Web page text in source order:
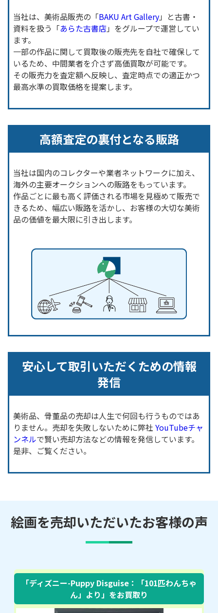
当社は、美術品販売の「BAKU Art Gallery」と古書・
資料を扱う「あらた古書店」をグループで運営してい
ます。
一部の作品に関して買取後の販売先を自社で確保して
いるため、中間業者を介さず高価買取が可能です。
その販売力を査定額へ反映し、査定時点での適正かつ
最高水準の買取価格を提案します。
高額査定の裏付となる販路
当社は国内のコレクターや業者ネットワークに加え、
海外の主要オークションへの販路をもっています。
作品ごとに最も高く評価される市場を見極めて販売で
きるため、幅広い販路を活かし、お客様の大切な美術
品の価値を最大限に引き出します。
安心して取引いただくための情報
発信
美術品、骨董品の売却は人生で何回も行うものではあ
りません。売却を失敗しないために弊社 YouTubeチャ
ンネルで賢い売却方法などの情報を発信しています。
是非、ご覧ください。
絵画を売却いただいたお客様の声
「ディズニー-Puppy Disguise：「101匹わんちゃ
ん」より」をお買取り